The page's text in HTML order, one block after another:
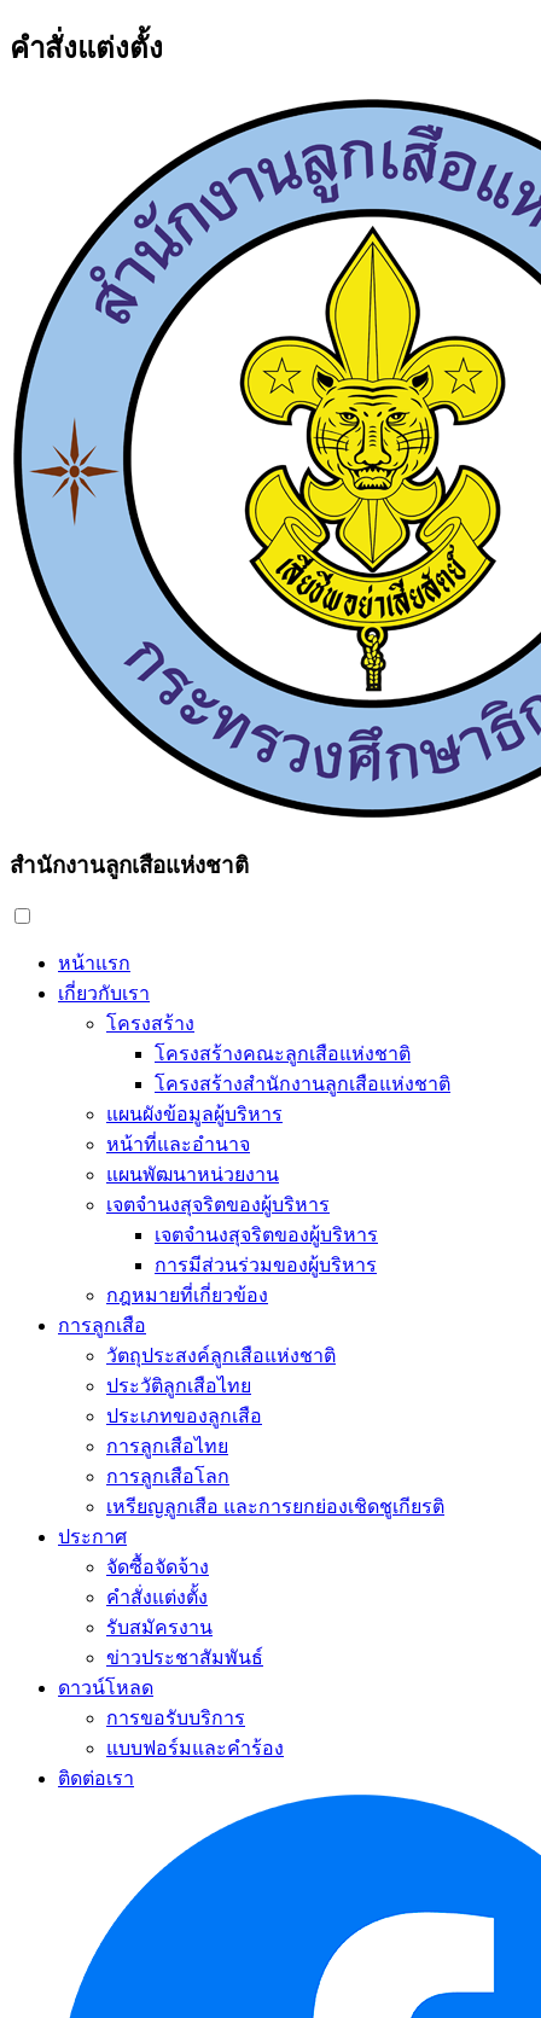
คำสั่งแต่งตั้ง
สำนักงานลูกเสือแห่งชาติ
หน้าแรก
เกี่ยวกับเรา
โครงสร้าง
โครงสร้างคณะลูกเสือแห่งชาติ
โครงสร้างสำนักงานลูกเสือแห่งชาติ
แผนผังข้อมูลผู้บริหาร
หน้าที่และอำนาจ
แผนพัฒนาหน่วยงาน
เจตจำนงสุจริตของผู้บริหาร
เจตจำนงสุจริตของผู้บริหาร
การมีส่วนร่วมของผู้บริหาร
กฎหมายที่เกี่ยวข้อง
การลูกเสือ
วัตถุประสงค์ลูกเสือแห่งชาติ
ประวัติลูกเสือไทย
ประเภทของลูกเสือ
การลูกเสือไทย
การลูกเสือโลก
เหรียญลูกเสือ และการยกย่องเชิดชูเกียรติ
ประกาศ
จัดซื้อจัดจ้าง
คำสั่งแต่งตั้ง
รับสมัครงาน
ข่าวประชาสัมพันธ์
ดาวน์โหลด
การขอรับบริการ
แบบฟอร์มและคำร้อง
ติดต่อเรา